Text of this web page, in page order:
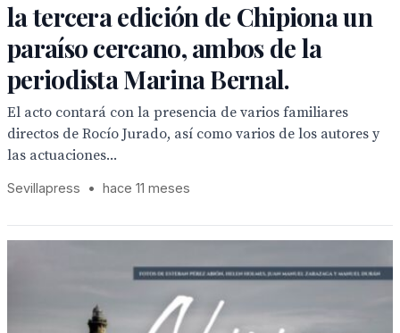
la tercera edición de Chipiona un
paraíso cercano, ambos de la
periodista Marina Bernal.
El acto contará con la presencia de varios familiares
directos de Rocío Jurado, así como varios de los autores y
las actuaciones...
Sevillapress • hace 11 meses